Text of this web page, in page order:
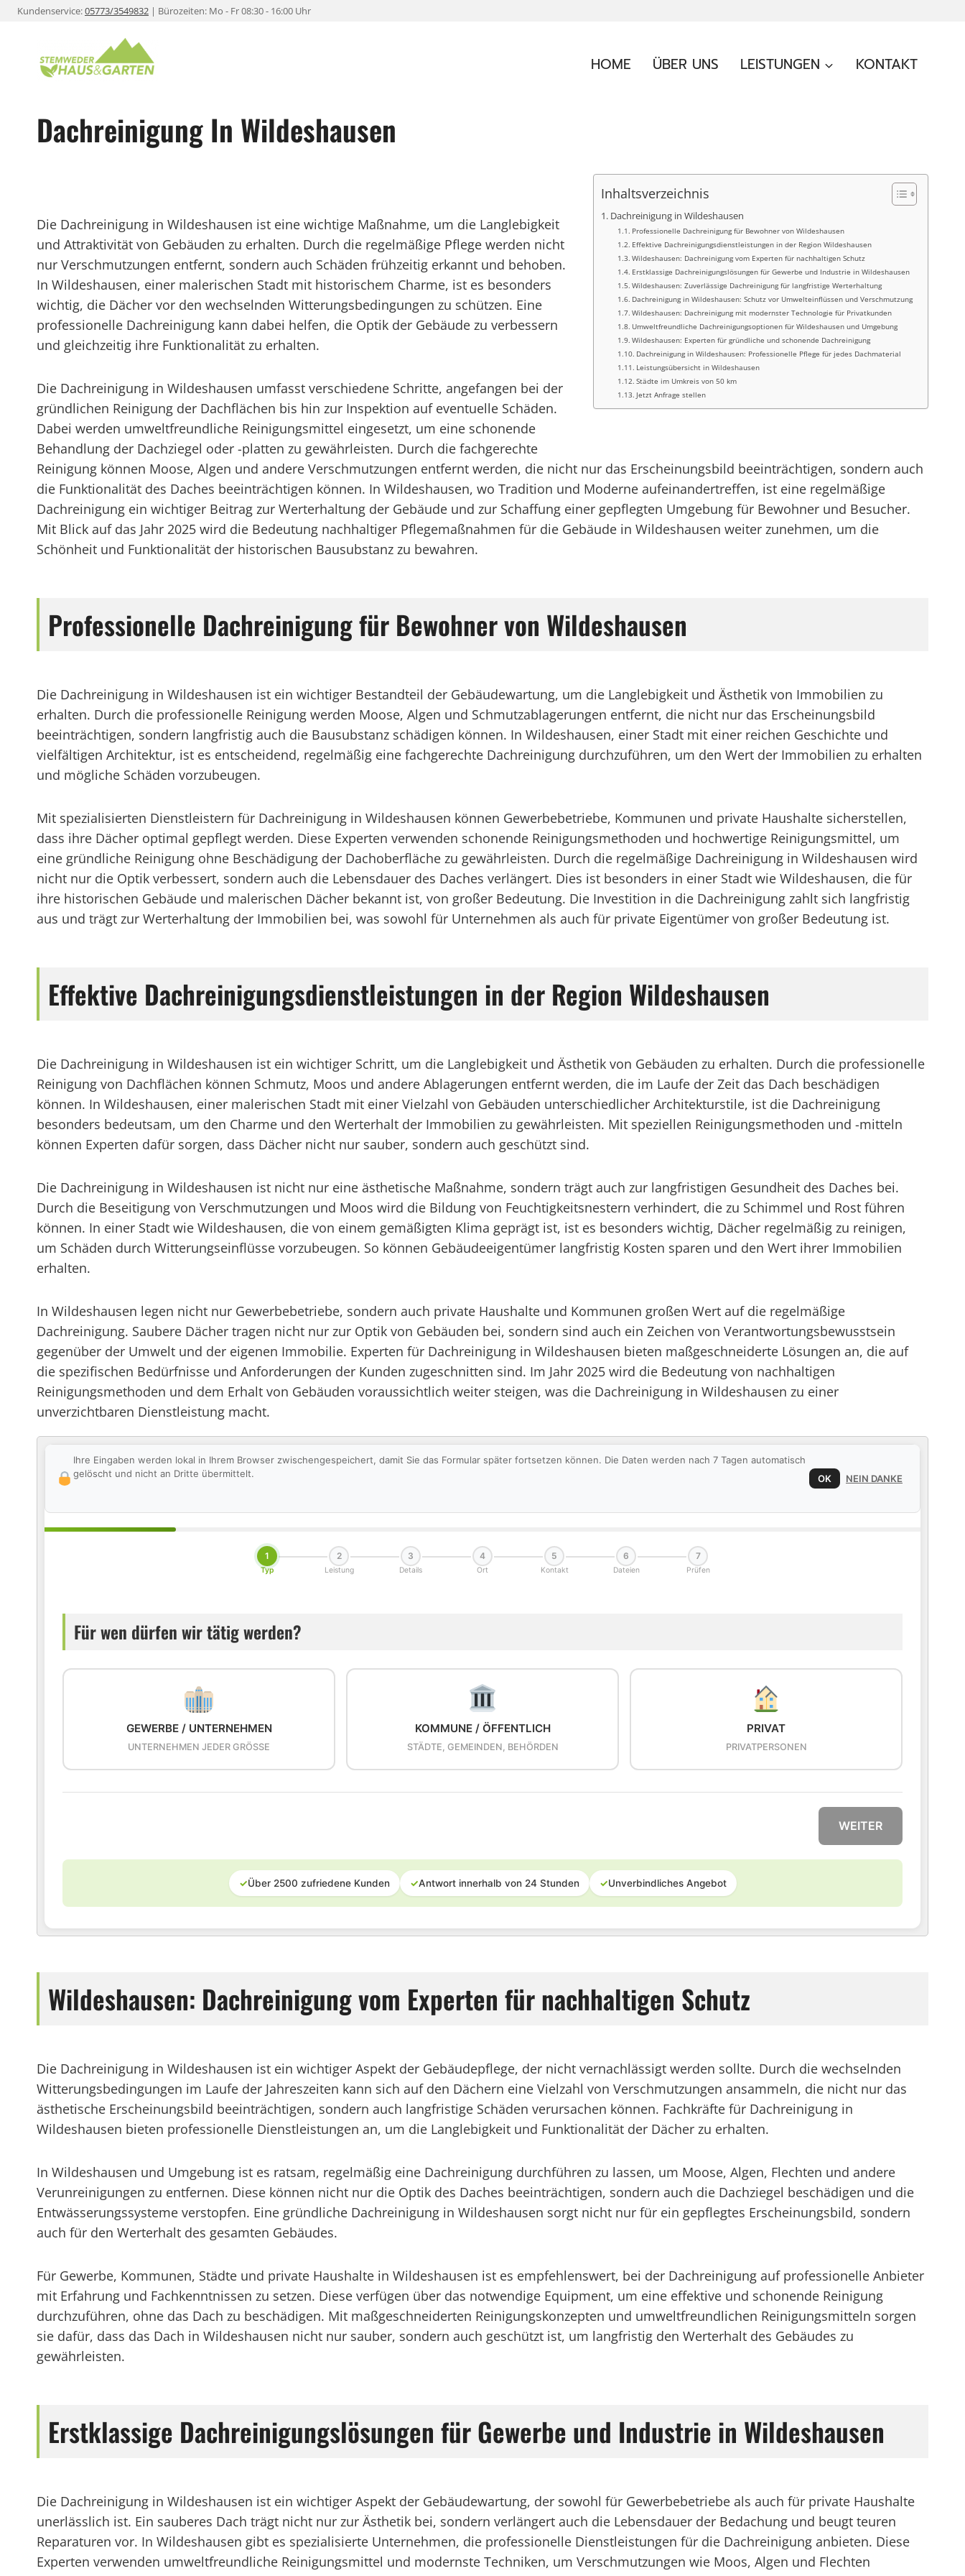
ZumKundenservice:05773/3549832 | Bürozeiten: Mo - Fr 08:30 - 16:00 Uhr
HOME ÜBER UNS LEISTUNGEN KONTAKT
Dachreinigung In Wildeshausen
Inhaltsverzeichnis
Dachreinigung in Wildeshausen
Professionelle Dachreinigung für Bewohner von Wildeshausen
Effektive Dachreinigungsdienstleistungen in der Region Wildeshausen
Wildeshausen: Dachreinigung vom Experten für nachhaltigen Schutz
Erstklassige Dachreinigungslösungen für Gewerbe und Industrie in Wildeshausen
Wildeshausen: Zuverlässige Dachreinigung für langfristige Werterhaltung
Dachreinigung in Wildeshausen: Schutz vor Umwelteinflüssen und Verschmutzung
Wildeshausen: Dachreinigung mit modernster Technologie für Privatkunden
Umweltfreundliche Dachreinigungsoptionen für Wildeshausen und Umgebung
Wildeshausen: Experten für gründliche und schonende Dachreinigung
Dachreinigung in Wildeshausen: Professionelle Pflege für jedes Dachmaterial
Leistungsübersicht in Wildeshausen
Städte im Umkreis von 50 km
Jetzt Anfrage stellen
Die Dachreinigung in Wildeshausen ist eine wichtige Maßnahme, um die Langlebigkeit
und Attraktivität von Gebäuden zu erhalten. Durch die regelmäßige Pflege werden nicht
nur Verschmutzungen entfernt, sondern auch Schäden frühzeitig erkannt und behoben.
In Wildeshausen, einer malerischen Stadt mit historischem Charme, ist es besonders
wichtig, die Dächer vor den wechselnden Witterungsbedingungen zu schützen. Eine
professionelle Dachreinigung kann dabei helfen, die Optik der Gebäude zu verbessern
und gleichzeitig ihre Funktionalität zu erhalten.
Die Dachreinigung in Wildeshausen umfasst verschiedene Schritte, angefangen bei der
gründlichen Reinigung der Dachflächen bis hin zur Inspektion auf eventuelle Schäden.
Dabei werden umweltfreundliche Reinigungsmittel eingesetzt, um eine schonende
Behandlung der Dachziegel oder -platten zu gewährleisten. Durch die fachgerechte
Reinigung können Moose, Algen und andere Verschmutzungen entfernt werden, die nicht nur das Erscheinungsbild beeinträchtigen, sondern auch
die Funktionalität des Daches beeinträchtigen können. In Wildeshausen, wo Tradition und Moderne aufeinandertreffen, ist eine regelmäßige
Dachreinigung ein wichtiger Beitrag zur Werterhaltung der Gebäude und zur Schaffung einer gepflegten Umgebung für Bewohner und Besucher.
Mit Blick auf das Jahr 2025 wird die Bedeutung nachhaltiger Pflegemaßnahmen für die Gebäude in Wildeshausen weiter zunehmen, um die
Schönheit und Funktionalität der historischen Bausubstanz zu bewahren.
Professionelle Dachreinigung für Bewohner von Wildeshausen
Die Dachreinigung in Wildeshausen ist ein wichtiger Bestandteil der Gebäudewartung, um die Langlebigkeit und Ästhetik von Immobilien zu
erhalten. Durch die professionelle Reinigung werden Moose, Algen und Schmutzablagerungen entfernt, die nicht nur das Erscheinungsbild
beeinträchtigen, sondern langfristig auch die Bausubstanz schädigen können. In Wildeshausen, einer Stadt mit einer reichen Geschichte und
vielfältigen Architektur, ist es entscheidend, regelmäßig eine fachgerechte Dachreinigung durchzuführen, um den Wert der Immobilien zu erhalten
und mögliche Schäden vorzubeugen.
Mit spezialisierten Dienstleistern für Dachreinigung in Wildeshausen können Gewerbebetriebe, Kommunen und private Haushalte sicherstellen,
dass ihre Dächer optimal gepflegt werden. Diese Experten verwenden schonende Reinigungsmethoden und hochwertige Reinigungsmittel, um
eine gründliche Reinigung ohne Beschädigung der Dachoberfläche zu gewährleisten. Durch die regelmäßige Dachreinigung in Wildeshausen wird
nicht nur die Optik verbessert, sondern auch die Lebensdauer des Daches verlängert. Dies ist besonders in einer Stadt wie Wildeshausen, die für
ihre historischen Gebäude und malerischen Dächer bekannt ist, von großer Bedeutung. Die Investition in die Dachreinigung zahlt sich langfristig
aus und trägt zur Werterhaltung der Immobilien bei, was sowohl für Unternehmen als auch für private Eigentümer von großer Bedeutung ist.
Effektive Dachreinigungsdienstleistungen in der Region Wildeshausen
Die Dachreinigung in Wildeshausen ist ein wichtiger Schritt, um die Langlebigkeit und Ästhetik von Gebäuden zu erhalten. Durch die professionelle
Reinigung von Dachflächen können Schmutz, Moos und andere Ablagerungen entfernt werden, die im Laufe der Zeit das Dach beschädigen
können. In Wildeshausen, einer malerischen Stadt mit einer Vielzahl von Gebäuden unterschiedlicher Architekturstile, ist die Dachreinigung
besonders bedeutsam, um den Charme und den Werterhalt der Immobilien zu gewährleisten. Mit speziellen Reinigungsmethoden und -mitteln
können Experten dafür sorgen, dass Dächer nicht nur sauber, sondern auch geschützt sind.
Die Dachreinigung in Wildeshausen ist nicht nur eine ästhetische Maßnahme, sondern trägt auch zur langfristigen Gesundheit des Daches bei.
Durch die Beseitigung von Verschmutzungen und Moos wird die Bildung von Feuchtigkeitsnestern verhindert, die zu Schimmel und Rost führen
können. In einer Stadt wie Wildeshausen, die von einem gemäßigten Klima geprägt ist, ist es besonders wichtig, Dächer regelmäßig zu reinigen,
um Schäden durch Witterungseinflüsse vorzubeugen. So können Gebäudeeigentümer langfristig Kosten sparen und den Wert ihrer Immobilien
erhalten.
In Wildeshausen legen nicht nur Gewerbebetriebe, sondern auch private Haushalte und Kommunen großen Wert auf die regelmäßige
Dachreinigung. Saubere Dächer tragen nicht nur zur Optik von Gebäuden bei, sondern sind auch ein Zeichen von Verantwortungsbewusstsein
gegenüber der Umwelt und der eigenen Immobilie. Experten für Dachreinigung in Wildeshausen bieten maßgeschneiderte Lösungen an, die auf
die spezifischen Bedürfnisse und Anforderungen der Kunden zugeschnitten sind. Im Jahr 2025 wird die Bedeutung von nachhaltigen
Reinigungsmethoden und dem Erhalt von Gebäuden voraussichtlich weiter steigen, was die Dachreinigung in Wildeshausen zu einer
unverzichtbaren Dienstleistung macht.
Ihre Eingaben werden lokal in Ihrem Browser zwischengespeichert, damit Sie das Formular später fortsetzen können. Die Daten werden nach 7 Tagen automatisch
gelöscht und nicht an Dritte übermittelt.
OK NEIN DANKE
1
Typ
2
Leistung
3
Details
4
Ort
5
Kontakt
6
Dateien
7
Prüfen
Für wen dürfen wir tätig werden?
GEWERBE / UNTERNEHMEN
UNTERNEHMEN JEDER GRÖSSE
KOMMUNE / ÖFFENTLICH
STÄDTE, GEMEINDEN, BEHÖRDEN
PRIVAT
PRIVATPERSONEN
WEITER
✓Über 2500 zufriedene Kunden ✓Antwort innerhalb von 24 Stunden ✓Unverbindliches Angebot
Wildeshausen: Dachreinigung vom Experten für nachhaltigen Schutz
Die Dachreinigung in Wildeshausen ist ein wichtiger Aspekt der Gebäudepflege, der nicht vernachlässigt werden sollte. Durch die wechselnden
Witterungsbedingungen im Laufe der Jahreszeiten kann sich auf den Dächern eine Vielzahl von Verschmutzungen ansammeln, die nicht nur das
ästhetische Erscheinungsbild beeinträchtigen, sondern auch langfristige Schäden verursachen können. Fachkräfte für Dachreinigung in
Wildeshausen bieten professionelle Dienstleistungen an, um die Langlebigkeit und Funktionalität der Dächer zu erhalten.
In Wildeshausen und Umgebung ist es ratsam, regelmäßig eine Dachreinigung durchführen zu lassen, um Moose, Algen, Flechten und andere
Verunreinigungen zu entfernen. Diese können nicht nur die Optik des Daches beeinträchtigen, sondern auch die Dachziegel beschädigen und die
Entwässerungssysteme verstopfen. Eine gründliche Dachreinigung in Wildeshausen sorgt nicht nur für ein gepflegtes Erscheinungsbild, sondern
auch für den Werterhalt des gesamten Gebäudes.
Für Gewerbe, Kommunen, Städte und private Haushalte in Wildeshausen ist es empfehlenswert, bei der Dachreinigung auf professionelle Anbieter
mit Erfahrung und Fachkenntnissen zu setzen. Diese verfügen über das notwendige Equipment, um eine effektive und schonende Reinigung
durchzuführen, ohne das Dach zu beschädigen. Mit maßgeschneiderten Reinigungskonzepten und umweltfreundlichen Reinigungsmitteln sorgen
sie dafür, dass das Dach in Wildeshausen nicht nur sauber, sondern auch geschützt ist, um langfristig den Werterhalt des Gebäudes zu
gewährleisten.
Erstklassige Dachreinigungslösungen für Gewerbe und Industrie in Wildeshausen
Die Dachreinigung in Wildeshausen ist ein wichtiger Aspekt der Gebäudewartung, der sowohl für Gewerbebetriebe als auch für private Haushalte
unerlässlich ist. Ein sauberes Dach trägt nicht nur zur Ästhetik bei, sondern verlängert auch die Lebensdauer der Bedachung und beugt teuren
Reparaturen vor. In Wildeshausen gibt es spezialisierte Unternehmen, die professionelle Dienstleistungen für die Dachreinigung anbieten. Diese
Experten verwenden umweltfreundliche Reinigungsmittel und modernste Techniken, um Verschmutzungen wie Moos, Algen und Flechten